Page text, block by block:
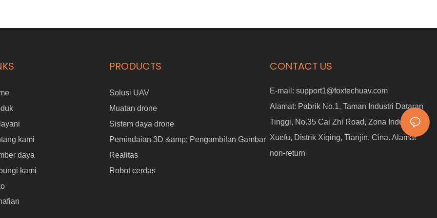
kami
daya
kami
PRODUCTS
Solusi UAV
Muatan drone
Sistem daya drone
Pemindaian 3D &amp; Pengambilan Gambar
Realitas
Robot cerdas
CONTACT US
E-mail: support1@foxtechuav.com
Alamat: Pabrik No.1, Taman Industri Dataran
Tinggi, No.35 Cai Zhi Road, Zona Industri
Xuefu, Distrik Xiqing, Tianjin, Cina. Alamat
non-return